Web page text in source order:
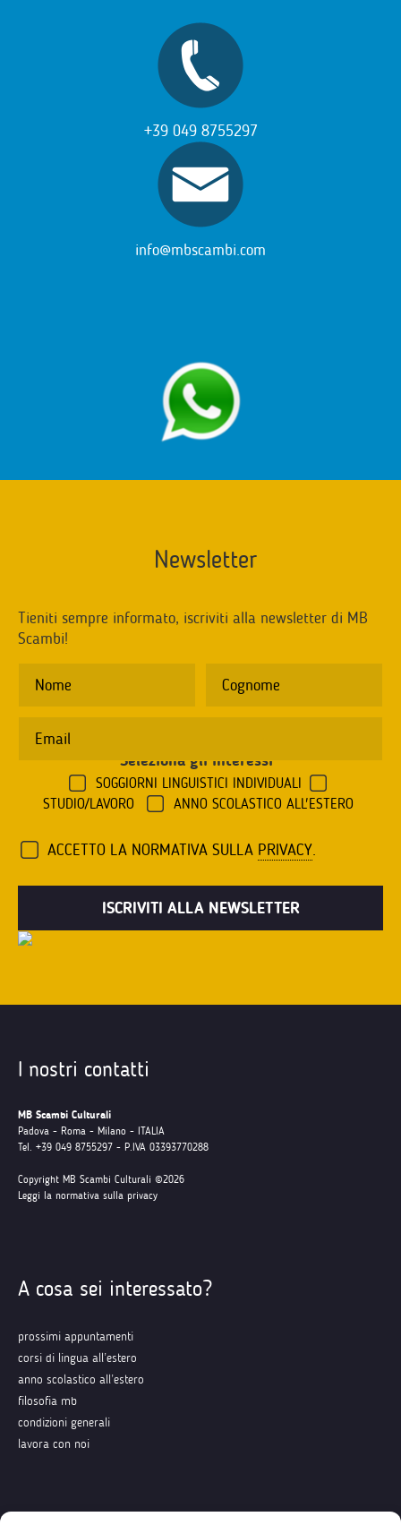
+39 049 8755297
info@mbscambi.com
Newsletter
Tieniti sempre informato, iscriviti alla newsletter di MB
Scambi!
Seleziona gli interessi
SOGGIORNI LINGUISTICI INDIVIDUALI
STUDIO/LAVORO
ANNO SCOLASTICO ALL'ESTERO
ACCETTO LA NORMATIVA SULLA PRIVACY.
I nostri contatti
MB Scambi Culturali
Padova - Roma - Milano - ITALIA
Tel. +39 049 8755297 - P.IVA 03393770288
Copyright MB Scambi Culturali ©2026
Leggi la normativa sulla privacy
A cosa sei interessato?
prossimi appuntamenti
corsi di lingua all’estero
anno scolastico all’estero
filosofia mb
condizioni generali
lavora con noi